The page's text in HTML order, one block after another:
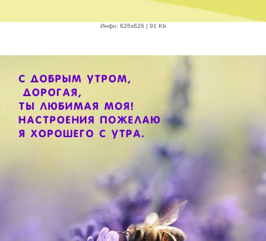
Инфо: 626х626 | 91 Kb